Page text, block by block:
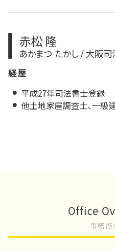
赤松 隆
あかまつ たかし / 大阪
経歴
平成27年司法書士登録
他土地家屋調査士、一級
Office
事務